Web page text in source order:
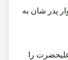
پدر شان به
را